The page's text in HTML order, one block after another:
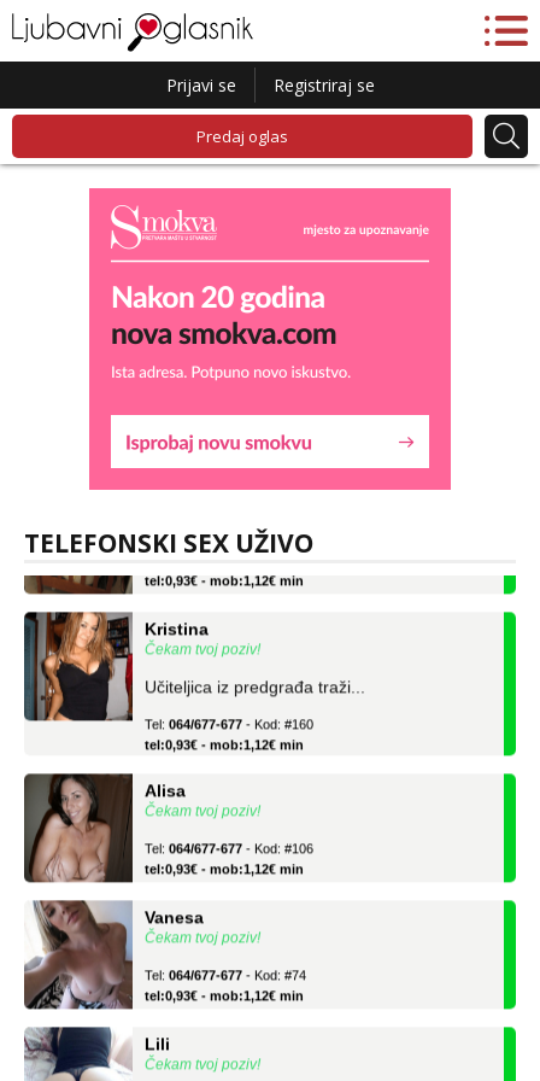
Prijavi se Registriraj se
Predaj oglas
TELEFONSKI SEX UŽIVO
Maja
Tel:064/677-677- Kod: #04
Kristina
Čekam tvoj poziv!
Učiteljica iz predgrađa traži...
Alisa
Čekam tvoj poziv!
Vanesa
Čekam tvoj poziv!
Lili
Čekam tvoj poziv!